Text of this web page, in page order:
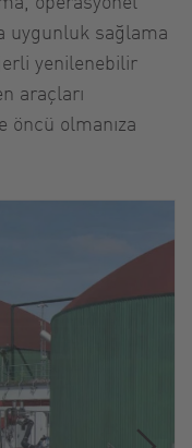
uygunluk sağlama
yenilenebilir
araçları
öncü olmanıza